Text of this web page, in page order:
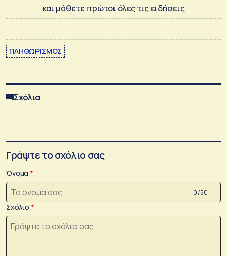
και μάθετε πρώτοι όλες τις ειδήσεις
ΠΛΗΘΩΡΙΣΜΟΣ
Σχόλια
Γράψτε το σχόλιο σας
Όνομα
0 /50
Σχόλιο